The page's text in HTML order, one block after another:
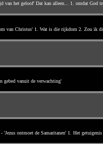
van het geloof' Dat kan alleen... 1. omdat God
van Christus' 1. Wat is die rijkdom 2. Zou ik
gebed vanuit de verwachting'
'Jezus ontmoet de Samaritanen' 1. Het